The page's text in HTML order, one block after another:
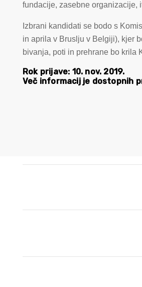
fundacije, zasebne organizacije,
Izbrani kandidati se bodo s
in aprila v Bruslju v Belgiji), kjer
bivanja, poti in prehrane bo krila
Rok prijave: 10. nov. 2019.
Več informacij je dostopnih